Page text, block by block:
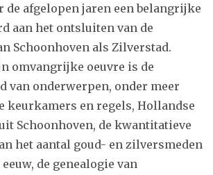
de afgelopen jaren een belangrijke
aan het ontsluiten van de
Schoonhoven als Zilverstad.
omvangrijke oeuvre is de
van onderwerpen, onder meer
keurkamers en regels, Hollandse
Schoonhoven, de kwantitatieve
het aantal goud- en zilversmeden
eeuw, de genealogie van